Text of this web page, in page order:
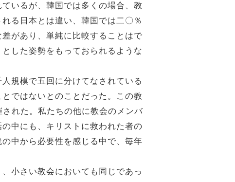
いるが、韓国では多くの場合、教
る日本とは違い、韓国では二〇％
があり、単純に比較することはで
した姿勢をもっておられるような
規模で五回に分けてなされている
ではないとのことだった。この教
れた。私たちの他に教会のメンバ
中にも、キリストに救われた者の
中から必要性を感じる中で、毎年
小さい教会においても同じであっ